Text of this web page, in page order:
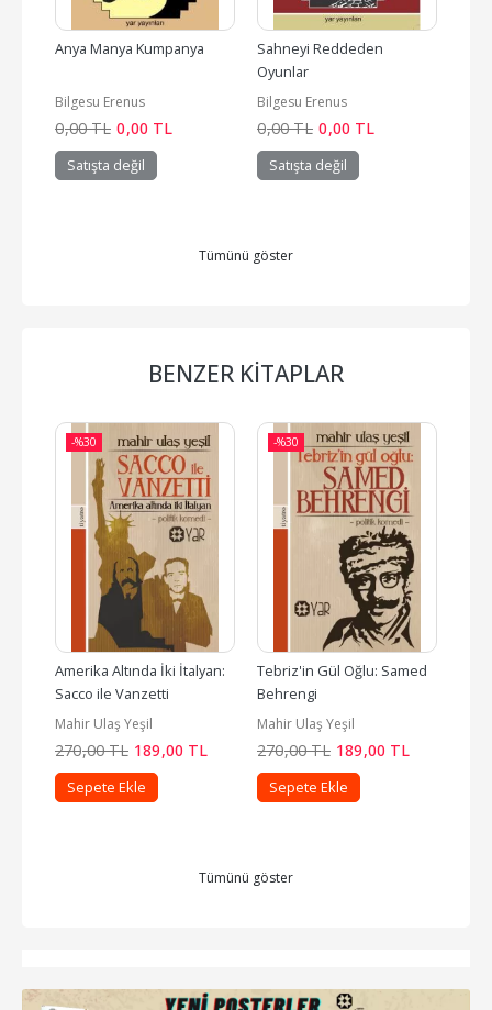
Anya Manya Kumpanya
Bilgesu Erenus
0,00TL 0,00 TL
Satışta değil
Sahneyi Reddeden
Oyunlar
Bilgesu Erenus
0,00TL 0,00 TL
Satışta değil
Tümünü göster
BENZER KITAPLAR
-%30
Amerika Altında İki İtalyan:
Sacco ile Vanzetti
Mahir Ulaş Yeşil
270,00TL 189,00 TL
Sepete Ekle
-%30
Tebriz'in Gül Oğlu: Samed
Behrengi
Mahir Ulaş Yeşil
270,00TL 189,00 TL
Sepete Ekle
Tümünü göster